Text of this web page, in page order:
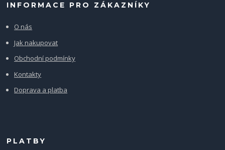
INFORMACE PRO ZÁKAZNÍKY
O nás
Jak nakupovat
Obchodní podmínky
Kontakty
Doprava a platba
PLATBY